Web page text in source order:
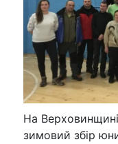
На
зимовий збір